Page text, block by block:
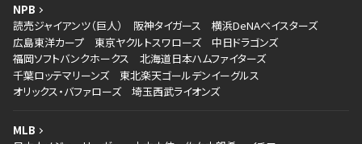
NPB
読売ジャイアンツ（巨人）
阪神タイガース
横浜DeNAベイスターズ
広島東洋カープ
東京ヤクルトスワローズ
中日ドラゴンズ
福岡ソフトバンクホークス
北海道日本ハムファイターズ
千葉ロッテマリーンズ
東北楽天ゴールデンイーグルス
オリックス・バファローズ
埼玉西武ライオンズ
MLB